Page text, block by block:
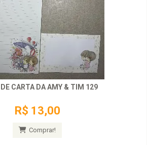
DE CARTA DA AMY & TIM 129
R$ 13,00
Comprar!